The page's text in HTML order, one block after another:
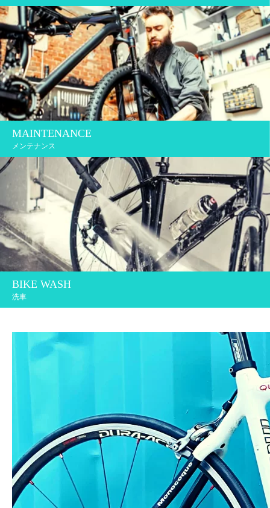
MAINTENANCE
メンテナンス
BIKE WASH
洗車